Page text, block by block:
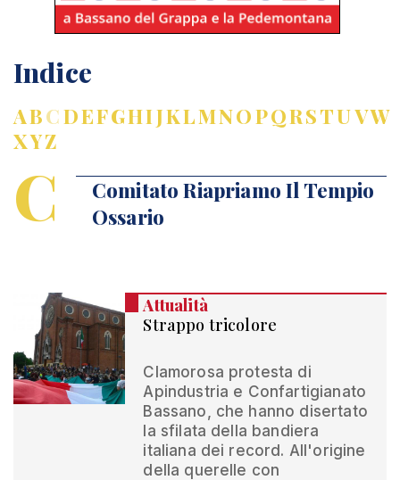
Indice
ABCDEFGHIJKLMNOPQRSTUVW
XYZ
C
Comitato Riapriamo Il Tempio
Ossario
Attualità
Strappo tricolore
Clamorosa protesta di
Apindustria e Confartigianato
Bassano, che hanno disertato
la sfilata della bandiera
italiana dei record. All'origine
della querelle con